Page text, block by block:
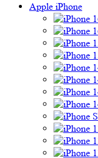
Apple iPhone